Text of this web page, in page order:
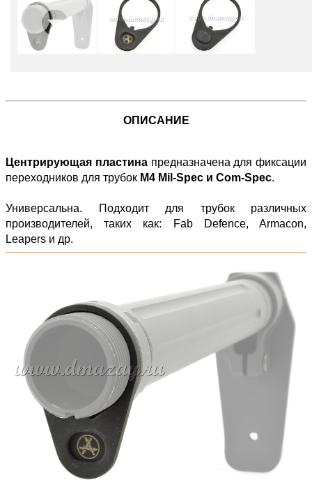
ОПИСАНИЕ
Центрирующая пластинапредназначена для фиксации
переходников для трубок М4 Mil-Spec и Com-Spec.
Универсальна. Подходит для трубок различных
производителей, таких как: Fab Defence, Armacon,
Leapers и др.